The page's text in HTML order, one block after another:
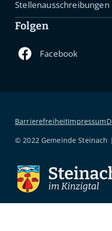
Stellenausschreibungen
Folgen
BarrierefreiheitImpressum
© 2022 Gemeinde Steinach